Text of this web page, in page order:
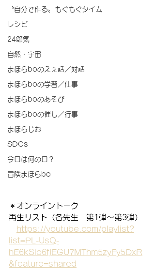
〝自分で作る〟もぐもぐタイム
レシピ
24節気
自然・宇宙
まほらboのえぇ話／対話
まほらboの学習／仕事
まほらboのあそび
まほらboの催し／行事
まほらじお
SDGs
今日は何の日？
冒険まほらbo
＊オンライントーク
再生リスト（各先生　第1弾～第3弾）
https://youtube.com/playlist?
list=PL-UsQ-
hE6kSlo6fjEGU7MThm5zyFy5DxR
&feature=shared